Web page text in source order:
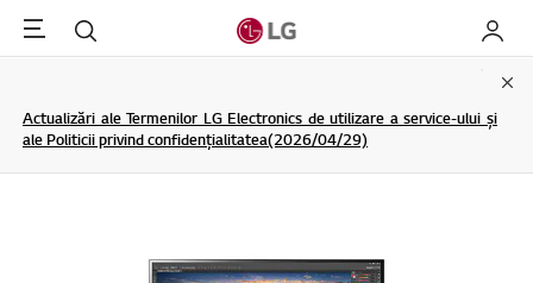
Menu Cautare My LG
Actualizări ale Termenilor LG Electronics de utilizare a service-ului și
ale Politicii privind confidențialitatea(2026/04/29)